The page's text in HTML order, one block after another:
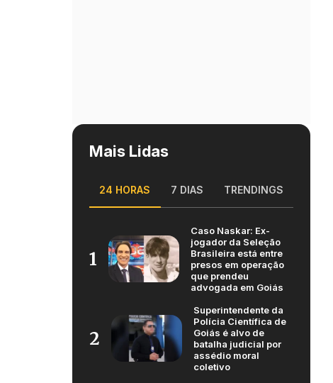
Mais Lidas
24 HORAS 7 DIAS TRENDINGS
1
Caso Naskar: Ex-
jogador da Seleção
Brasileira está entre
presos em operação
que prendeu
advogada em Goiás
2
Superintendente da
Polícia Científica de
Goiás é alvo de
batalha judicial por
assédio moral
coletivo